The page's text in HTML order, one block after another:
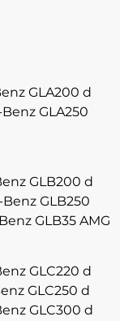
GLA200 d
GLA250
GLB200 d
GLB250
GLB35 AMG
GLC220 d
GLC250 d
GLC300 d